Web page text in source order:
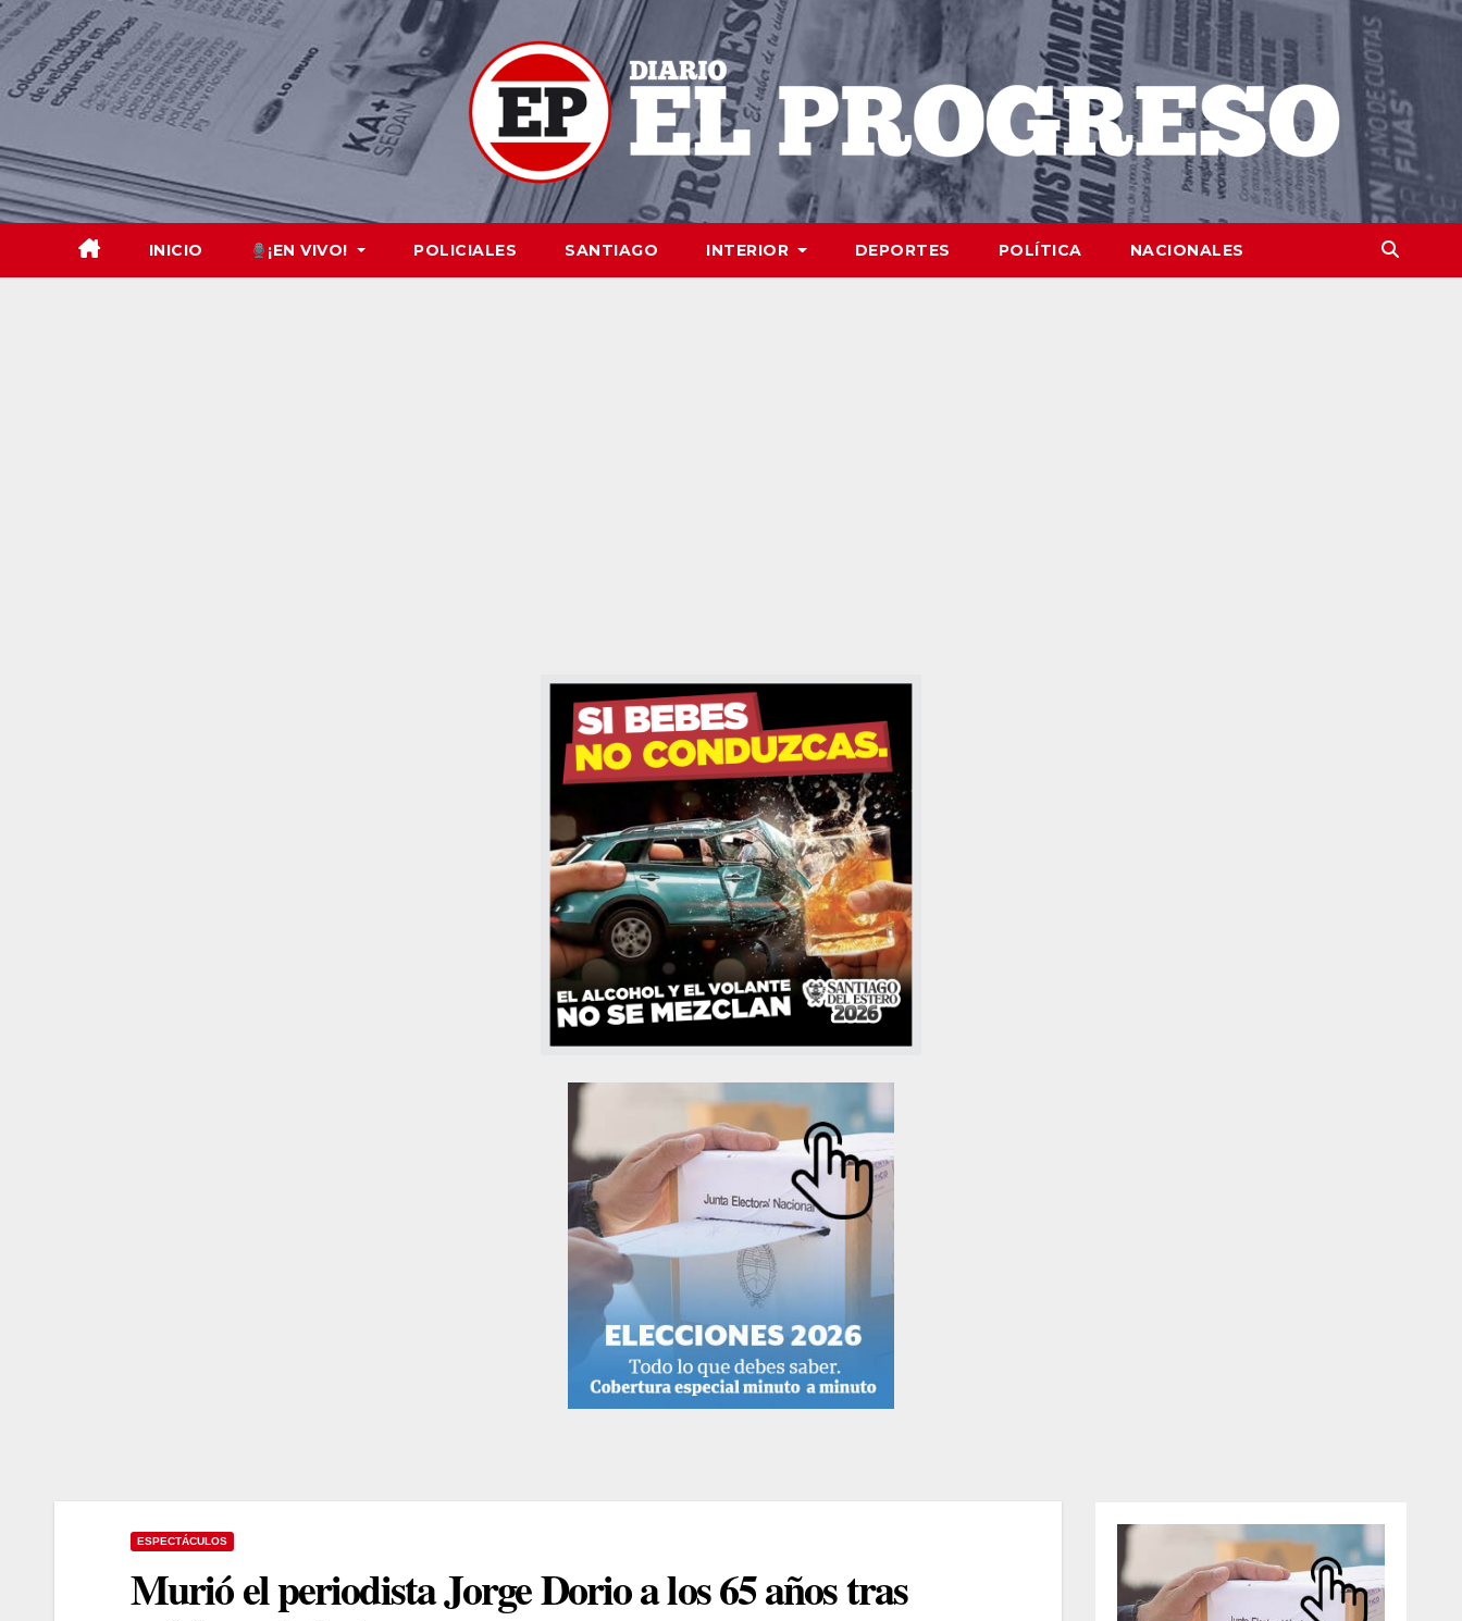
Skip
to
content
INICIO ¡EN VIVO! POLICIALES SANTIAGO INTERIOR DEPORTES POLÍTICA NACIONALES
ESPECTÁCULOS
Murió el periodista Jorge Dorio a los 65 años tras